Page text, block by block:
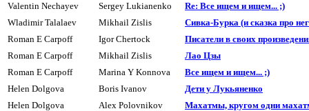
Valentin Nechayev
Sergey Lukianenko
Re: Все ищем и ищем... ;)
Wladimir Talalaev
Mikhail Zislis
Сивка-Буpка (и сказка про
Roman E Carpoff
Igor Chertock
Писатели в своих
Roman E Carpoff
Mikhail Zislis
Лао Цзы
Roman E Carpoff
Marina Y Konnova
Все ищем и ищем... ;)
Helen Dolgova
Boris Ivanov
Дети y Лyкьяненко
Helen Dolgova
Alex Polovnikov
Махатмы, кpyгом одни